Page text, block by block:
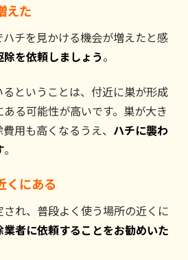
えた
チを見かける機会が増えたと感
除を依頼しましょう。
ということは、付近に巣が形成
る可能性が高いです。巣が大き
用も高くなるうえ、 ハチに襲わ
。
くにある
れ、普段よく使う場所の近くに
業者に依頼することをお勧めいた